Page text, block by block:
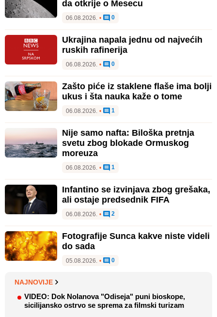
da otkrije o Mesecu
06.08.2026. • 0
Ukrajina napala jednu od najvećih
ruskih rafinerija
06.08.2026. • 0
Zašto piće iz staklene flaše ima bolji
ukus i šta nauka kaže o tome
06.08.2026. • 1
Nije samo nafta: Biloška pretnja
svetu zbog blokade Ormuskog
moreuza
06.08.2026. • 1
Infantino se izvinjava zbog grešaka,
ali ostaje predsednik FIFA
06.08.2026. • 2
Fotografije Sunca kakve niste videli
do sada
05.08.2026. • 0
NAJNOVIJE
VIDEO: Dok Nolanova "Odiseja" puni bioskope,
sicilijansko ostrvo se sprema za filmski turizam